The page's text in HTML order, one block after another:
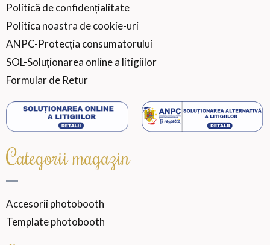
Politică de confidențialitate
Politica noastra de cookie-uri
ANPC-Protecția consumatorului
SOL-Soluționarea online a litigiilor
Formular de Retur
Categorii magazin
Accesorii photobooth
Template photobooth